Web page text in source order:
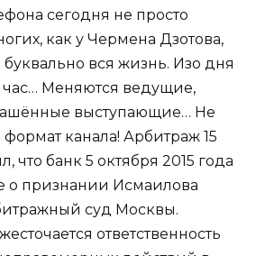
сегодня не просто
как у Чермена Дзотова,
буквально вся жизнь. Изо дня
час… Меняются ведущие,
выступающие… Не
формат канала! Арбитраж 15
что банк 5 октября 2015 года
о признании Исмаилова
суд Москвы.
ответственность